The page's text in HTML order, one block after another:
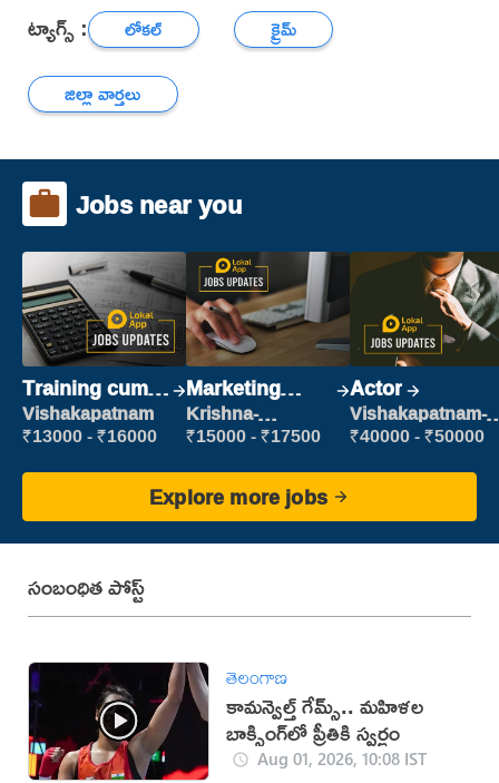
ట్యాగ్స్ : లోకల్
క్రైమ్
జిల్లా వార్తలు
Jobs near you
Training cum
Placement
Vishakapatnam
₹13000 - ₹16000
Marketing
Executive
Krishna-
vijayawada
₹15000 - ₹17500
Actor
Vishakapatnam-
new
₹40000 - ₹50000
Explore more jobs
సంబంధిత పోస్ట్
తెలంగాణ
కామన్వెల్త్ గేమ్స్‌.. మహిళల
బాక్సింగ్‌లో ప్రీతికి స్వర్ణం
Aug 01, 2026, 10:08 IST